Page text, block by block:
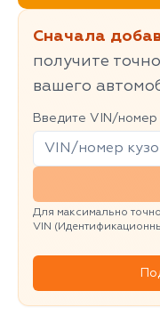
Сначала
получите
вашего
Введите VIN/номер
Для максимально
VIN